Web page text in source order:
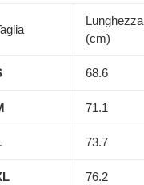
Lunghezza
(cm)
68.6
71.1
73.7
76.2